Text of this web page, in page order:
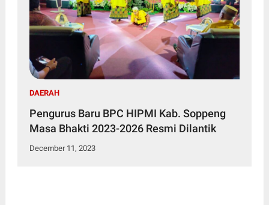
DAERAH
Pengurus Baru BPC HIPMI Kab. Soppeng
Masa Bhakti 2023-2026 Resmi Dilantik
December 11, 2023